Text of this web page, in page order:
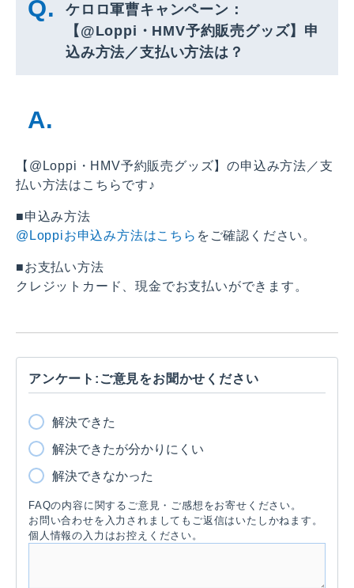
ケロロ軍曹キャンペーン：
【@Loppi・HMV予約販売グッズ】申
込み方法／支払い方法は？
【@Loppi・HMV予約販売グッズ】の申込み方法／支
払い方法はこちらです♪
■申込み方法
@Loppiお申込み方法はこちら をご確認ください。
■お支払い方法
クレジットカード、現金でお支払いができます。
アンケート:ご意見をお聞かせください
解決できた
解決できたが分かりにくい
解決できなかった
FAQの内容に関するご意見・ご感想をお寄せください。
お問い合わせを入力されましてもご返信はいたしかねます。
個人情報の入力はお控えください。